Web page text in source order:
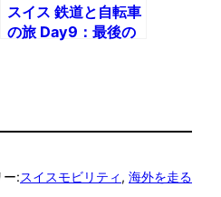
スイス 鉄道と自転車
の旅 Day9：最後の
ー:スイスモビリティ , 海外を走る